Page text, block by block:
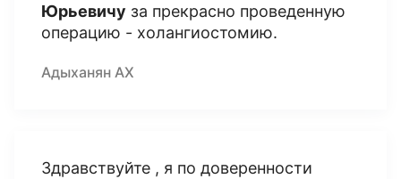
Юрьевичу за прекрасно проведенную
операцию - холангиостомию.
Адыханян АХ
Здравствуйте , я по доверенности